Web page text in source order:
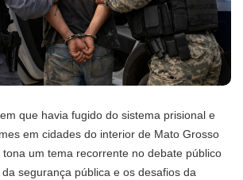
que havia fugido do sistema prisional e
em cidades do interior de Mato Grosso
um tema recorrente no debate público
segurança pública e os desafios da